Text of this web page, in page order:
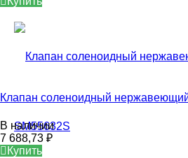
Клапан соленоидный
В наличии
7 688,73 ₽
Купить